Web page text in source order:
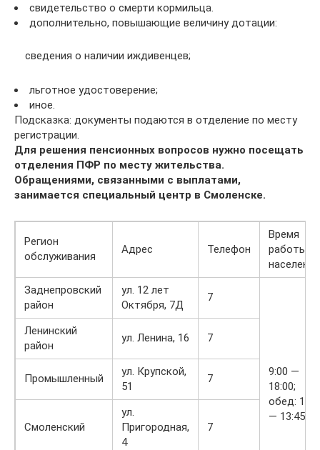
свидетельство о смерти кормильца.
дополнительно, повышающие величину дотации:
сведения о наличии иждивенцев;
льготное удостоверение;
иное.
Подсказка: документы подаются в отделение по месту
регистрации.
Для решения пенсионных вопросов нужно посещать
отделения ПФР по месту жительства.
Обращениями, связанными с выплатами,
занимается специальный центр в Смоленске.
Регион
обслуживания
Адрес Телефон
Время
работы с
Заднепровский
район
ул. 12 лет
Октября, 7Д
7
9:00 —
18:00;
обед:
— 13:45
Ленинский
район
ул. Ленина, 16 7
Промышленный
ул. Крупской,
51
7
Смоленский
ул.
Пригородная,
4
7